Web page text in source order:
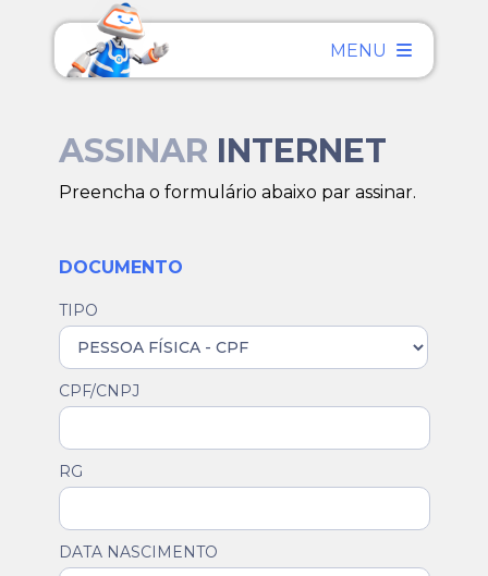
MENU
ASSINAR INTERNET
Preencha o formulário abaixo par assinar.
DOCUMENTO
TIPO
CPF/CNPJ
RG
DATA NASCIMENTO